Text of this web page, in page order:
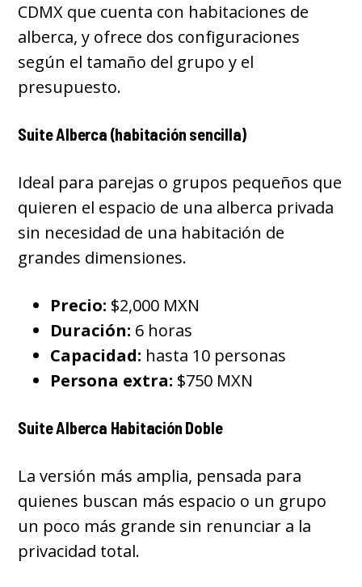
CDMX que cuenta con habitaciones de
alberca, y ofrece dos configuraciones
según el tamaño del grupo y el
presupuesto.
Suite Alberca (habitación sencilla)
Ideal para parejas o grupos pequeños que
quieren el espacio de una alberca privada
sin necesidad de una habitación de
grandes dimensiones.
Precio: $2,000 MXN
Duración: 6 horas
Capacidad: hasta 10 personas
Persona extra: $750 MXN
Suite Alberca Habitación Doble
La versión más amplia, pensada para
quienes buscan más espacio o un grupo
un poco más grande sin renunciar a la
privacidad total.